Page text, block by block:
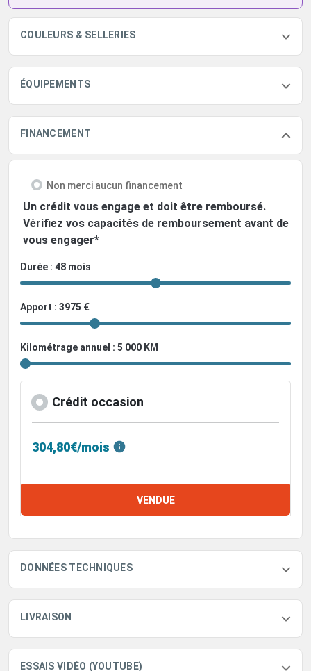
COULEURS & SELLERIES
ÉQUIPEMENTS
FINANCEMENT
Non merci aucun financement
Un crédit vous engage et doit être remboursé.
Vérifiez vos capacités de remboursement avant de
vous engager*
Durée : 48 mois
Apport : 3975 €
Kilométrage annuel : 5 000 KM
Crédit occasion
304,80€/mois
VENDUE
DONNÉES TECHNIQUES
LIVRAISON
ESSAIS VIDÉO (YOUTUBE)